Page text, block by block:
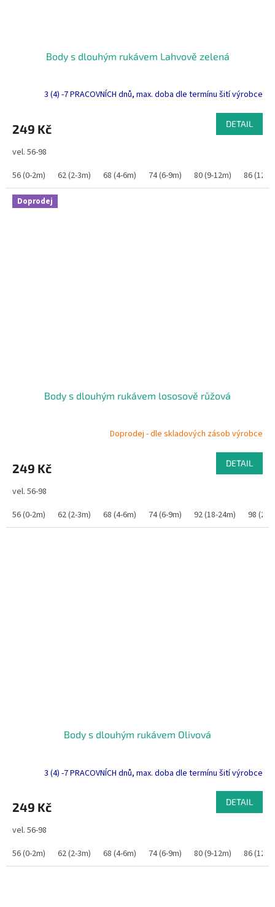
Body s dlouhým rukávem Lahvově zelená
3 (4) -7 PRACOVNÍCH dnů, max. doba dle termínu šití výrobce
249 Kč DETAIL
vel. 56-98
56 (0-2m)
62 (2-3m) 68 (4-6m) 74 (6-9m) 80 (9-12m) 86 (12-
Doprodej
Body s dlouhým rukávem lososově růžová
Doprodej - dle skladových zásob výrobce
249 Kč DETAIL
vel. 56-98
56 (0-2m)
62 (2-3m) 68 (4-6m) 74 (6-9m) 92 (18-24m) 98 (2-
Body s dlouhým rukávem Olivová
3 (4) -7 PRACOVNÍCH dnů, max. doba dle termínu šití výrobce
249 Kč DETAIL
vel. 56-98
56 (0-2m)
62 (2-3m) 68 (4-6m) 74 (6-9m) 80 (9-12m) 86 (12-